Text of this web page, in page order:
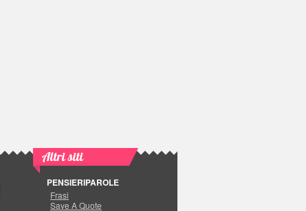
Altri siti
PENSIERIPAROLE
Frasi
Save A Quote